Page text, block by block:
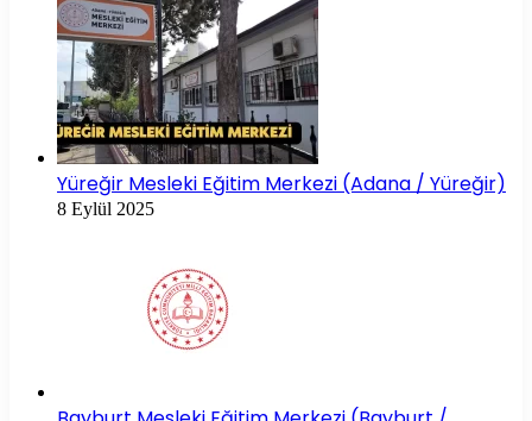
Yüreğir Mesleki Eğitim Merkezi (Adana / Yüreğir)
8 Eylül 2025